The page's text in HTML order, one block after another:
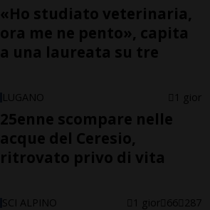
«Ho studiato veterinaria,
ora me ne pento», capita
a una laureata su tre
LUGANO 1 gior
25enne scompare nelle
acque del Ceresio,
ritrovato privo di vita
SCI ALPINO 1 gior 66 287